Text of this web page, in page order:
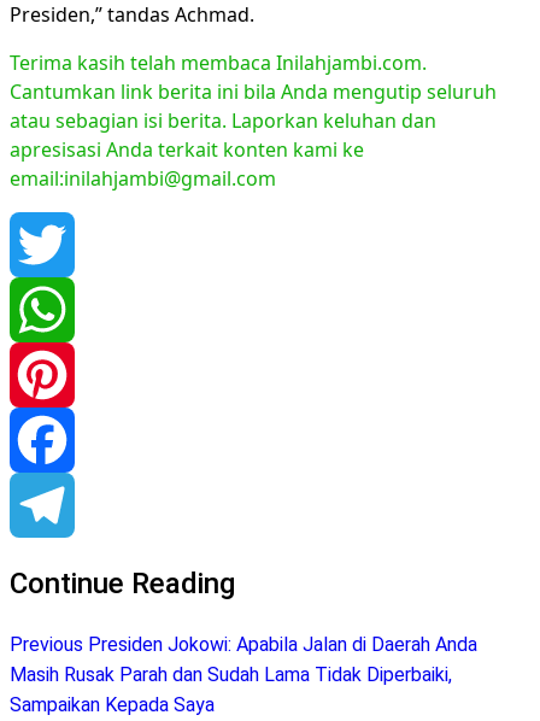
Presiden,” tandas Achmad.
Terima kasih telah membaca Inilahjambi.com.
Cantumkan link berita ini bila Anda mengutip seluruh
atau sebagian isi berita. Laporkan keluhan dan
apresisasi Anda terkait konten kami ke
email:inilahjambi@gmail.com
Twitter
WhatsApp
Pinterest
Facebook
Telegram
Continue Reading
Previous Presiden Jokowi: Apabila Jalan di Daerah Anda
Masih Rusak Parah dan Sudah Lama Tidak Diperbaiki,
Sampaikan Kepada Saya